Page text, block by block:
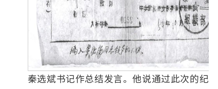
秦选斌书记作总结发言。他说通过此次的纪